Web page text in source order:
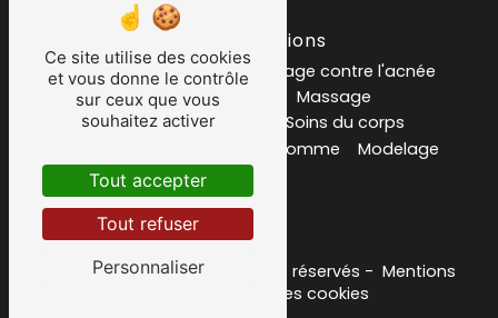
Nos prestations
Institut de beauté
soin visage contre l'acnée
Salon de massage
Massage
carte ou bon cadeau
Soins du corps
Epilation homme
Modelage
Psoriasis
Vistalid- 2026 - Tous droits réservés - Mentions
Gestion des cookies
Ce site utilise des cookies
et vous donne le contrôle
sur ceux que vous
souhaitez activer
Tout accepter
Tout refuser
Personnaliser